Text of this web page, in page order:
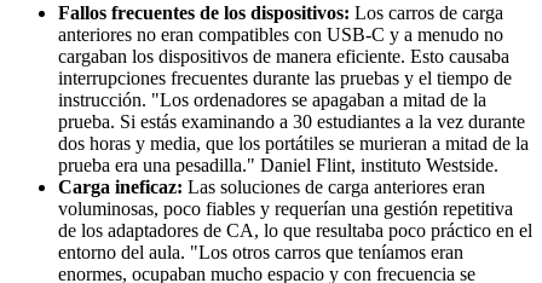
Fallos frecuentes de los dispositivos: Los carros de carga
anteriores no eran compatibles con USB-C y a menudo no
cargaban los dispositivos de manera eficiente. Esto causaba
interrupciones frecuentes durante las pruebas y el tiempo de
instrucción. "Los ordenadores se apagaban a mitad de la
prueba. Si estás examinando a 30 estudiantes a la vez durante
dos horas y media, que los portátiles se murieran a mitad de la
prueba era una pesadilla." Daniel Flint, instituto Westside.
Carga ineficaz: Las soluciones de carga anteriores eran
voluminosas, poco fiables y requerían una gestión repetitiva
de los adaptadores de CA, lo que resultaba poco práctico en el
entorno del aula. "Los otros carros que teníamos eran
enormes, ocupaban mucho espacio y con frecuencia se